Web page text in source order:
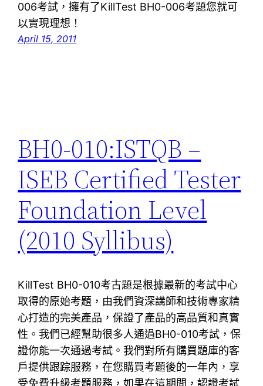
006考試，擁有了KillTest BH0-006考題您就可
以實現理想！
April 15, 2011
BH0-010:ISTQB –
ISEB Certified Tester
Foundation Level
(2010 Syllibus)
KillTest BH0-010考古題是根據最新的考試中心
取得的原始考題，由我們資深講師和技術專家精
心打造的完美產品，保證了產品的高品質和真實
性。我們已經幫助很多人通過BH0-010考試，保
證你能一次通過考試。我們對所有購買題庫的客
戶提供跟踪服務，在您購買考題後的一年內，享
受免費升級考題服務，如果在這期間，認證考試